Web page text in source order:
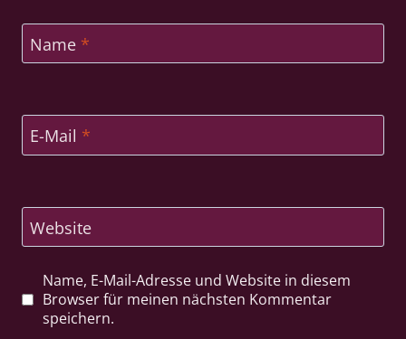
Name *
E-Mail *
Website
Name, E-Mail-Adresse und Website in diesem
Browser für meinen nächsten Kommentar
speichern.